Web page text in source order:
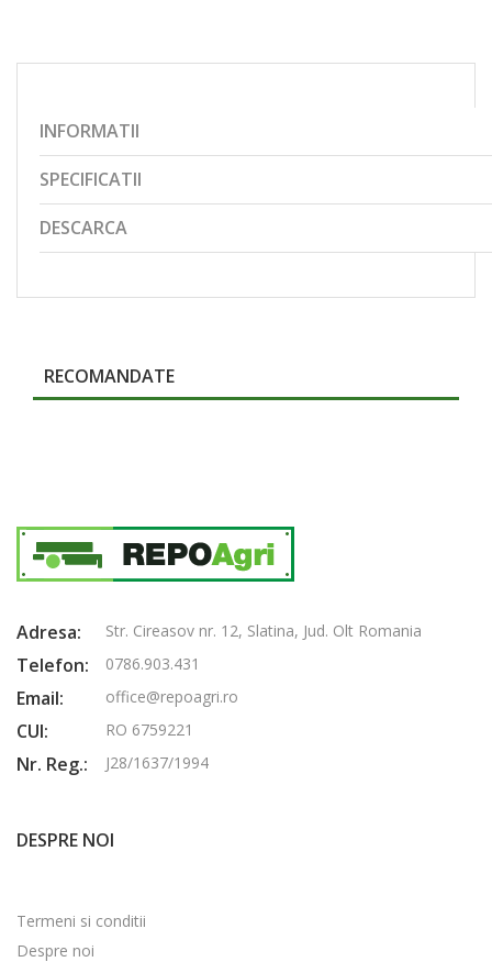
INFORMATII
SPECIFICATII
DESCARCA
RECOMANDATE
Adresa: Str. Cireasov nr. 12, Slatina, Jud. Olt Romania
Telefon: 0786.903.431
Email: office@repoagri.ro
CUI: RO 6759221
Nr. Reg.: J28/1637/1994
DESPRE NOI
Termeni si conditii
Despre noi